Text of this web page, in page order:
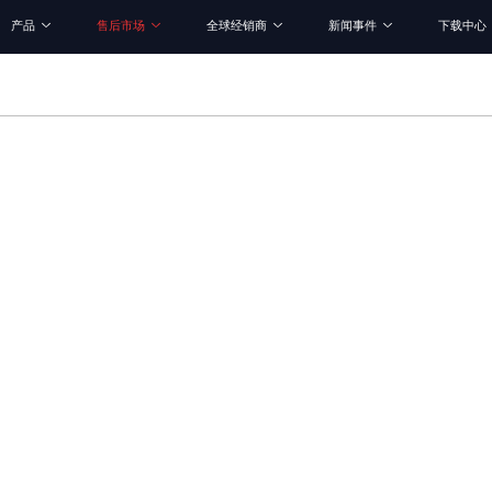
产品 售后市场 全球经销商 新闻事件 下载中心